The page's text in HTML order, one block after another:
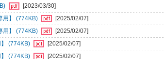
[2023/03/30]
用】 (774KB)
[2025/02/07]
用】 (774KB)
[2025/02/07]
(774KB)
[2025/02/07]
(774KB)
[2025/02/07]